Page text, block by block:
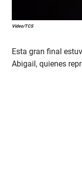
0
c
o
n
Video/TCS
Esta gran final
Abigail, quienes